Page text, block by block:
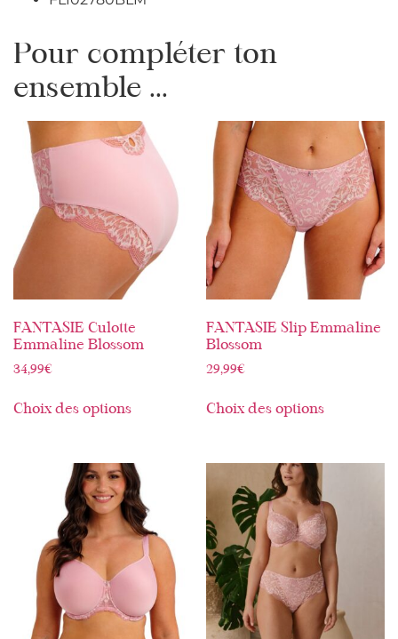
Pour compléter ton
ensemble ...
FANTASIE Culotte
Emmaline Blossom
34,99€
Choix des options
FANTASIE Slip Emmaline
Blossom
29,99€
Choix des options